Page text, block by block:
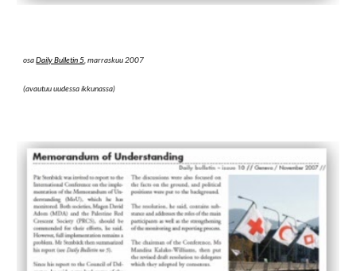
osaDaily Bulletin 5 , marraskuu 2007
(avautuu uudessa ikkunassa)